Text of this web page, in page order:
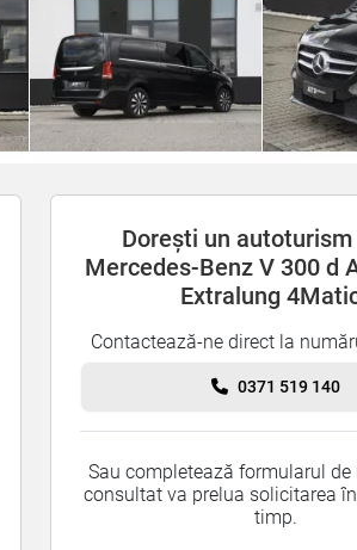
Dorești un
Mercedes-Benz V 300 d
Extralung
Contactează-ne direct la
0371 519 140
Sau completează formularul
consultat va prelua solicitarea
timp.